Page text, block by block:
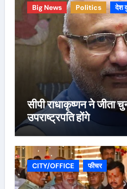
Big News Politics देश
सीपी राधाकृष्णन ने जीता
उपराष्ट्रपति होंगे
CITY/OFFICE फीचर